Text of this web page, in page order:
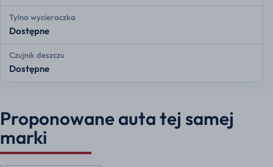
Tylna wycieraczka
Dostępne
Czujnik deszczu
Dostępne
Proponowane auta tej samej
marki